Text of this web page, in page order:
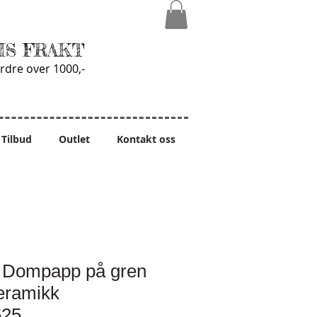
FRAKT
over 1000,-
Tilbud Outlet Kontakt oss
på gren